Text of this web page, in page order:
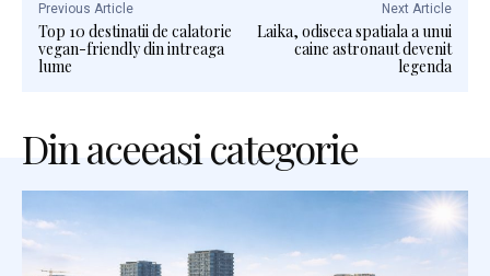
Previous Article
Top 10 destinatii de calatorie
vegan-friendly din intreaga
lume
Next Article
Laika, odiseea spatiala a unui
caine astronaut devenit
legenda
Din aceeasi categorie